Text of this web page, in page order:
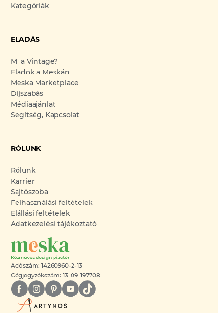
Kategóriák
ELADÁS
Mi a Vintage?
Eladok a Meskán
Meska Marketplace
Díjszabás
Médiaajánlat
Segítség, Kapcsolat
RÓLUNK
Rólunk
Karrier
Sajtószoba
Felhasználási feltételek
Elállási feltételek
Adatkezelési tájékoztató
Adószám: 14260960-2-13
Cégjegyzékszám: 13-09-197708